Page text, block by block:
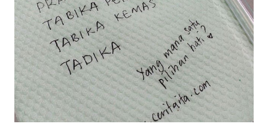
kami memang akan pimpin anak-anak jalan sampai masuk
dalam... dan kebiasanya bagi anak 4 macam kami ni bahagi-
bahagi lah siapa nak pimpin siapa... dan biasanya aku akan
dukung adik hadi sambil pimpin kakak husna... yang abg
ngah dengan abg long terserah pada shah la pulak.. tapi
kalau ikut anak-anak semua nak ummi pimpin... ajer rebeh
ba...